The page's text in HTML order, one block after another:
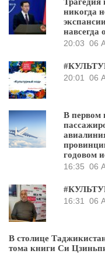
никогда
навсегда
20:03 06
20:01
06
В первом
годовом
16:35 06
16:31
06
В столице
тома книги Си